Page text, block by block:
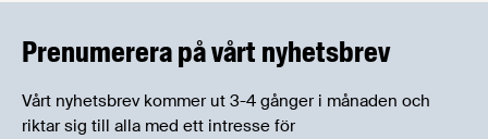
Prenumerera på vårt nyhetsbrev
Vårt nyhetsbrev kommer ut 3-4 gånger i månaden och
riktar sig till alla med ett intresse för